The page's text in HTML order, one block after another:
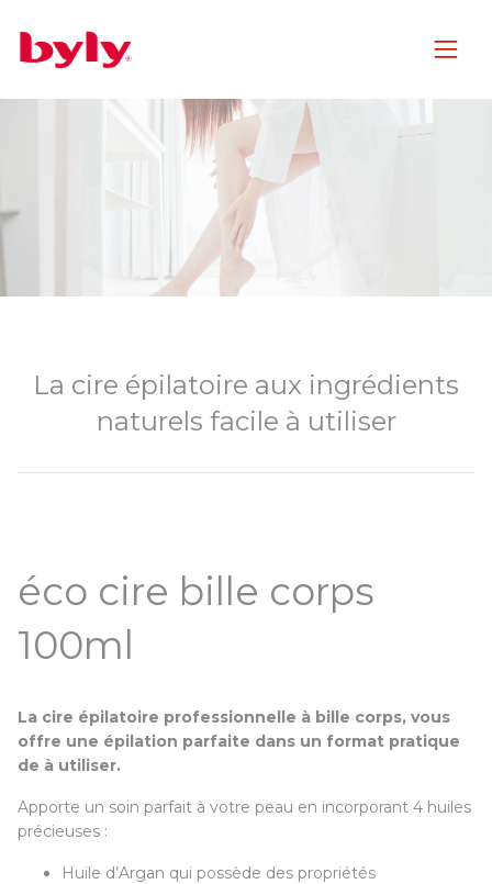
La cire épilatoire aux ingrédients
naturels facile à utiliser
éco cire bille corps
100ml
La cire épilatoire professionnelle à bille corps, vous
offre une épilation parfaite dans un format pratique
de à utiliser.
Apporte un soin parfait à votre peau en incorporant 4 huiles
précieuses :
Huile d’Argan qui possède des propriétés